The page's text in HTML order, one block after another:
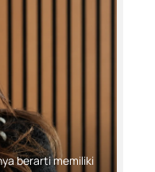
berarti memiliki